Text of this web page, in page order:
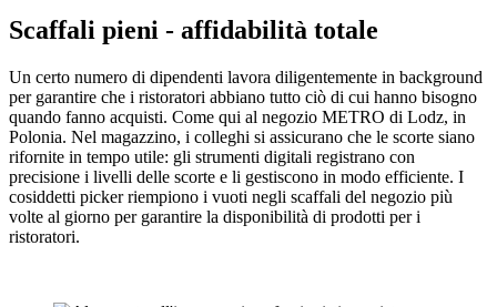
Scaffali pieni - affidabilità totale
Un certo numero di dipendenti lavora diligentemente in background
per garantire che i ristoratori abbiano tutto ciò di cui hanno bisogno
quando fanno acquisti. Come qui al negozio METRO di Lodz, in
Polonia. Nel magazzino, i colleghi si assicurano che le scorte siano
rifornite in tempo utile: gli strumenti digitali registrano con
precisione i livelli delle scorte e li gestiscono in modo efficiente. I
cosiddetti picker riempiono i vuoti negli scaffali del negozio più
volte al giorno per garantire la disponibilità di prodotti per i
ristoratori.